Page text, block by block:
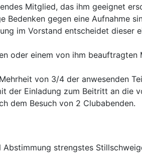
Mitglied, das ihm geeignet
Bedenken gegen eine Aufnahme
im Vorstand entscheidet
oder einem von ihm
von 3/4 der anwesenden
der Einladung zum Beitritt an die
dem Besuch von 2 Clubabenden.
strengstes